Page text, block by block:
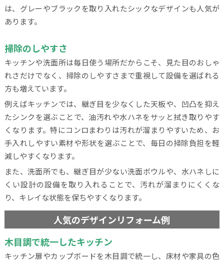
は、グレーやブラックを取り入れたシックなデザインも人気が
あります。
掃除のしやすさ
キッチンや洗面所は毎日使う場所だからこそ、見た目のおしゃ
れさだけでなく、掃除のしやすさまで重視して設備を選ばれる
方も増えています。
例えばキッチンでは、継ぎ目を少なくした天板や、凹凸を抑え
たシンクを選ぶことで、油汚れや水ハネをサッと拭き取りやす
くなります。特にコンロまわりは汚れが溜まりやすいため、お
手入れしやすい素材や形状を選ぶことで、毎日の掃除負担を軽
減しやすくなります。
また、洗面所でも、継ぎ目が少ない洗面ボウルや、水ハネしに
くい設計の設備を取り入れることで、汚れが溜まりにくくな
り、キレイな状態を保ちやすくなります。
人気のデザインリフォーム例
木目調で統一したキッチン
キッチン扉やカップボードを木目調で統一し、床材や家具の色